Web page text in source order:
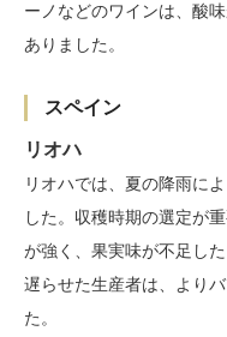
ーノなどのワインは、酸
ありました。
スペイン
リオハ
リオハでは、夏の降雨に
した。収穫時期の選定が
が強く、果実味が不足し
遅らせた生産者は、より
た。